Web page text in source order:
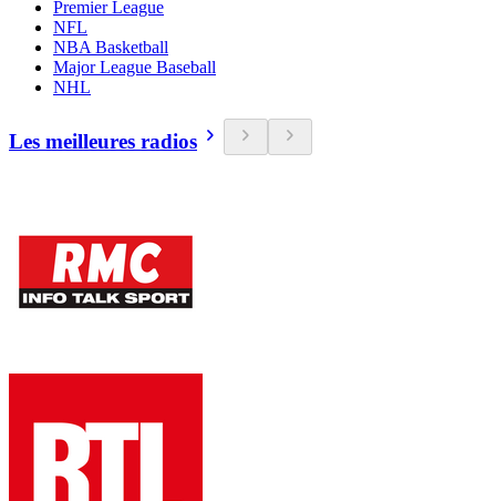
Premier League
NFL
NBA Basketball
Major League Baseball
NHL
Les meilleures radios